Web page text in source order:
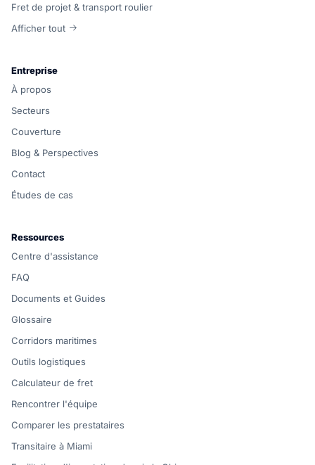
Fret de projet & transport roulier
Afficher tout
Entreprise
À propos
Secteurs
Couverture
Blog & Perspectives
Contact
Études de cas
Ressources
Centre d'assistance
FAQ
Documents et Guides
Glossaire
Corridors maritimes
Outils logistiques
Calculateur de fret
Rencontrer l'équipe
Comparer les prestataires
Transitaire à Miami